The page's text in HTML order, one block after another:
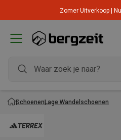
Zomer Uitverkoop |
SchoenenLage Wandelschoenen